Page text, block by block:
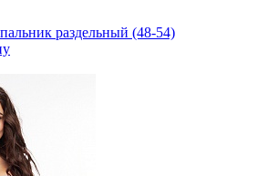
раздельный (48-54)